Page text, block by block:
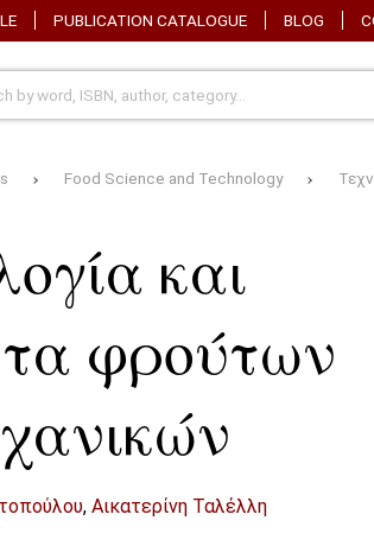
PUBLICATION CATALOGUE BLOG
Food Science and Technology
και
φρούτων
, Αικατερίνη Ταλέλλη